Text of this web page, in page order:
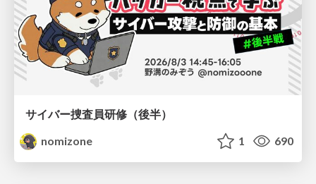
サイバー捜査員研修（後半）
nomizone
1 690